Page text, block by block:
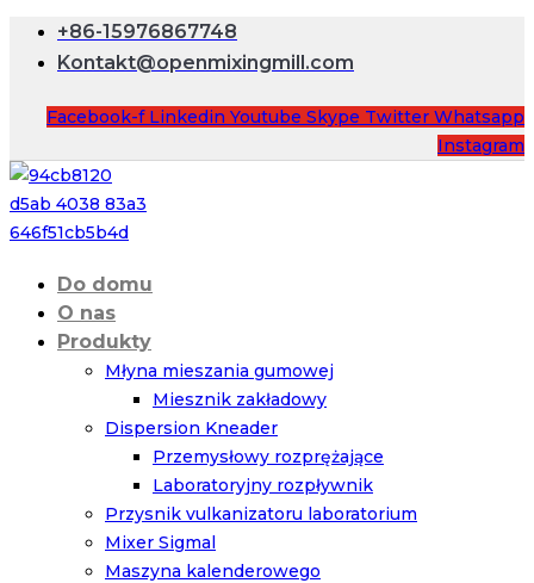
+86-15976867748
Kontakt@openmixingmill.com
Facebook-f Linkedin Youtube Skype Twitter Whatsapp
Instagram
Do domu
O nas
Produkty
Młyna mieszania gumowej
Miesznik zakładowy
Dispersion Kneader
Przemysłowy rozprężające
Laboratoryjny rozpływnik
Przysnik vulkanizatoru laboratorium
Mixer Sigmal
Maszyna kalenderowego